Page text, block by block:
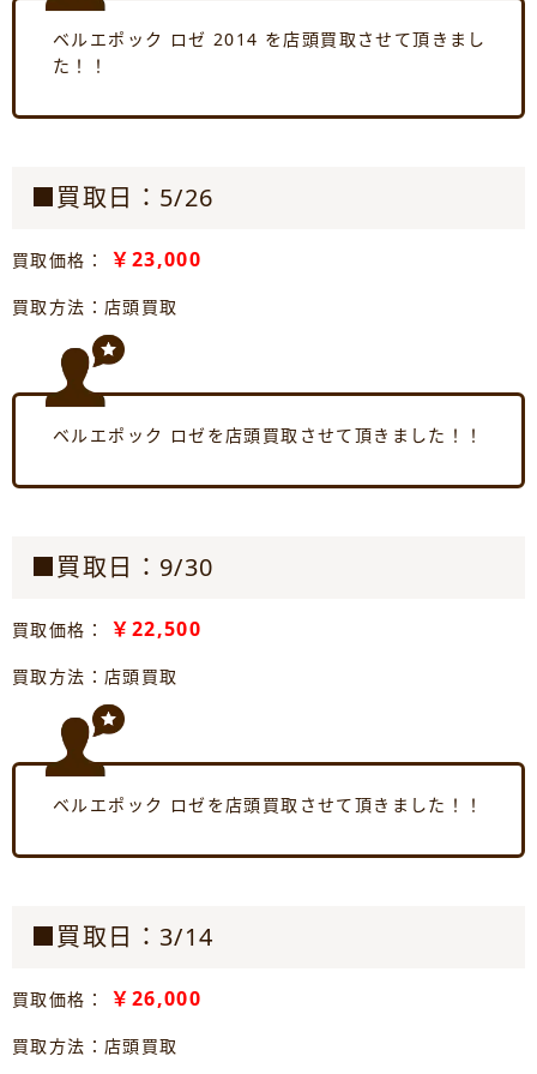
ベルエポック ロゼ 2014 を店頭買取させて頂きまし
た！！
■買取日：5/26
買取価格： ￥23,000
買取方法：店頭買取
ベルエポック ロゼを店頭買取させて頂きました！！
■買取日：9/30
買取価格： ￥22,500
買取方法：店頭買取
ベルエポック ロゼを店頭買取させて頂きました！！
■買取日：3/14
買取価格： ￥26,000
買取方法：店頭買取